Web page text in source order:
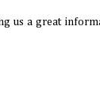
us a great